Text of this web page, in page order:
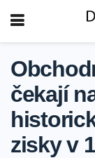
čekají
zisky v